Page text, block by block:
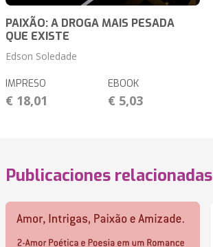
PAIXÃO: A DROGA MAIS PESADA
QUE EXISTE
Edson Soledade
IMPRESO
€ 18,01
EBOOK
€ 5,03
Publicaciones relacionadas